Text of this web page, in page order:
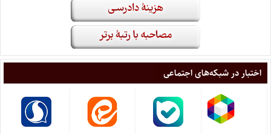
اختبار در شبکه‌های اجتماعی